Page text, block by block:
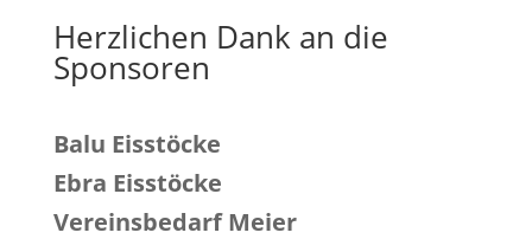
Herzlichen Dank an die
Sponsoren
Balu Eisstöcke
Ebra Eisstöcke
Vereinsbedarf Meier